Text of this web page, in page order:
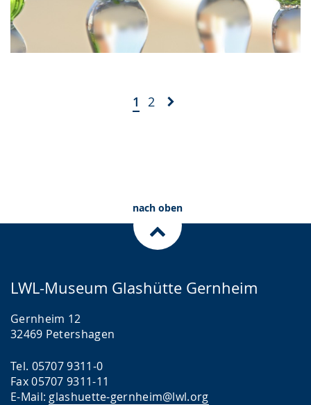
1 2
nach oben
LWL-Museum Glashütte Gernheim
Gernheim 12
32469 Petershagen
Tel. 05707 9311-0
Fax 05707 9311-11
E-Mail: glashuette-gernheim@lwl.org